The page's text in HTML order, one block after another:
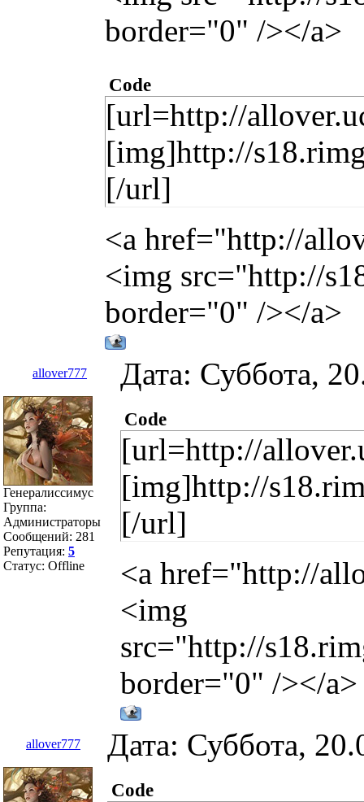
border="0" /></a>
Code
[url=http://
[img]http://
[/url]
<a href="http://
<img src="http://
border="0" /></a>
allover777 Дата: Суббота,
Генералиссимус
Группа:
Администраторы
Сообщений: 281
Репутация: 5
Статус: Offline
Code
[url=http://
[img]http://
[/url]
<a href="http://
<img
src="http://
border="0" /></a>
allover777 Дата: Суббота,
Code